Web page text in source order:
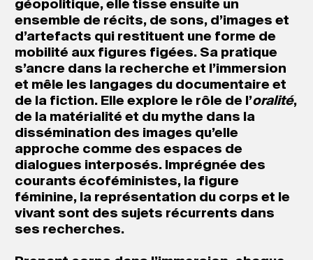
géopolitique, elle tisse ensuite un
ensemble de récits, de sons, d’images et
d’artefacts qui restituent une forme de
mobilité aux figures figées. Sa pratique
s’ancre dans la recherche et l’immersion
et mêle les langages du documentaire et
de la fiction. Elle explore le rôle de l’oralité,
de la matérialité et du mythe dans la
dissémination des images qu’elle
approche comme des espaces de
dialogues interposés. Imprégnée des
courants écoféministes, la figure
féminine, la représentation du corps et le
vivant sont des sujets récurrents dans
ses recherches.